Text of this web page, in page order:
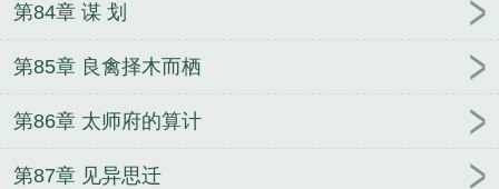
第84章 谋 划
第85章 良禽择木而栖
第86章 太师府的算计
第87章 见异思迁